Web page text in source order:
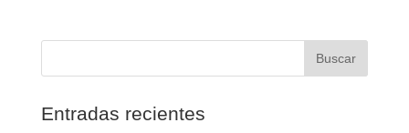
Entradas recientes